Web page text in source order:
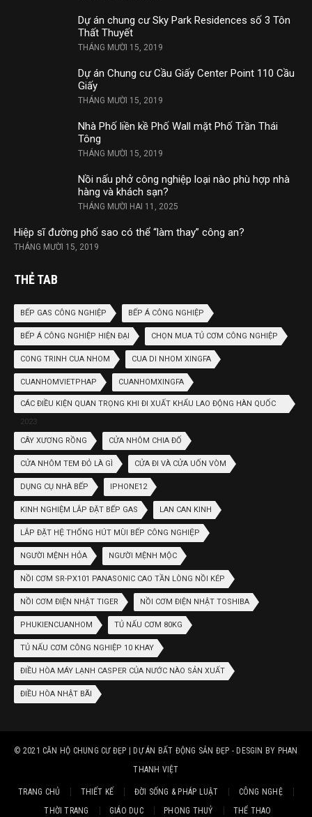
Dự án chung cư Sky Park Residences số 3 Tôn
Thất Thuyết
THÁNG MƯỜI 15, 2019
Dự án Chung cư Cầu Giấy Center Point 110 Cầu
Giấy
THÁNG MƯỜI 15, 2019
Nhà Phố liền kề Phố Wall mặt Phố Trần Thái
Tông
THÁNG MƯỜI 15, 2019
Nồi nấu phở công nghiệp loại nào phù hợp nhà
hàng và khách sạn?
THÁNG MƯỜI HAI 11, 2025
Hiệp sĩ đường phố sao có thể “làm thay” công an?
THÁNG MƯỜI 15, 2019
THẺ TAB
BẾP GAS CÔNG NGHIỆP BẾP Á CÔNG NGHIỆP
BẾP Á CÔNG NGHIỆP HIỆN ĐẠI CHỌN MUA TỦ CƠM CÔNG NGHIỆP
CONG TRINH CUA NHOM CUA DI NHOM XINGFA
CUANHOMVIETPHAP CUANHOMXINGFA
CÁC ĐIỀU KIỆN QUAN TRỌNG KHI ĐI XUẤT KHẨU LAO ĐỘNG HÀN QUỐC
2023
CÂY XƯƠNG RỒNG CỬA NHÔM CHIA ĐỐ
CỬA NHÔM TEM ĐỎ LÀ GÌ CỬA ĐI VÀ CỬA UỐN VÒM
DỤNG CỤ NHÀ BẾP IPHONE12
KINH NGHIỆM LẮP ĐẶT BẾP GAS LAN CAN KINH
LẮP ĐẶT HỆ THỐNG HÚT MÙI BẾP CÔNG NGHIỆP
NGƯỜI MỆNH HỎA NGƯỜI MỆNH MỘC
NỒI CƠM SR-PX101 PANASONIC CAO TẦN LÒNG NỒI KÉP
NỒI CƠM ĐIỆN NHẬT TIGER NỒI CƠM ĐIỆN NHẬT TOSHIBA
PHUKIENCUANHOM TỦ NẤU CƠM 80KG
TỦ NẤU CƠM CÔNG NGHIỆP 10 KHAY
ĐIỀU HÒA MÁY LẠNH CASPER CỦA NƯỚC NÀO SẢN XUẤT
ĐIỀU HÒA NHẬT BÃI
© 2021 CĂN HỘ CHUNG CƯ ĐẸP | DỰ ÁN BẤT ĐỘNG SẢN ĐẸP - DESGIN BY PHAN
THANH VIỆT
TRANG CHỦ THIẾT KẾ ĐỜI SỐNG & PHÁP LUẬT
CÔNG NGHỆ
THỜI TRANG
GIÁO DỤC PHONG THUỶ THỂ THAO